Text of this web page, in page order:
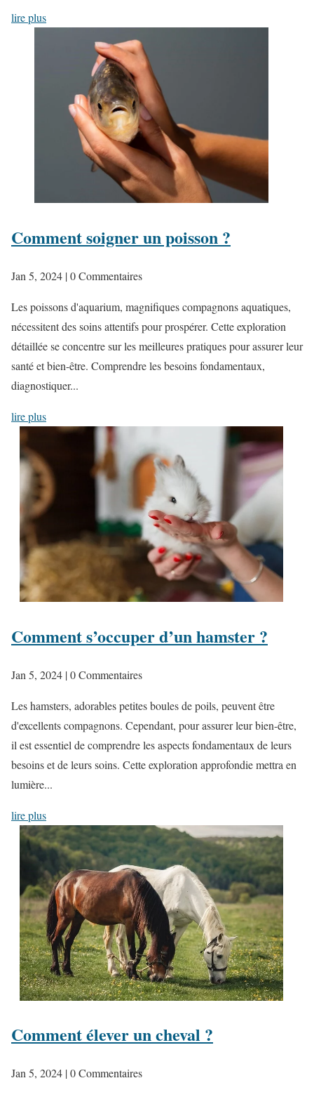
lire plus
Comment soigner un poisson ?
Jan 5, 2024 | 0 Commentaires
Les poissons d'aquarium, magnifiques compagnons aquatiques,
nécessitent des soins attentifs pour prospérer. Cette exploration
détaillée se concentre sur les meilleures pratiques pour assurer leur
santé et bien-être. Comprendre les besoins fondamentaux,
diagnostiquer...
lire plus
Comment s’occuper d’un hamster ?
Jan 5, 2024 | 0 Commentaires
Les hamsters, adorables petites boules de poils, peuvent être
d'excellents compagnons. Cependant, pour assurer leur bien-être,
il est essentiel de comprendre les aspects fondamentaux de leurs
besoins et de leurs soins. Cette exploration approfondie mettra en
lumière...
lire plus
Comment élever un cheval ?
Jan 5, 2024 | 0 Commentaires